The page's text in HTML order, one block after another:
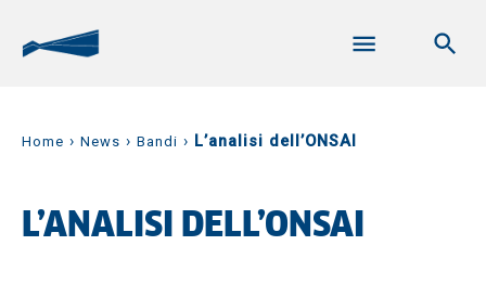
Home › News › Bandi › L’analisi dell’ONSAI
L’ANALISI DELL’ONSAI